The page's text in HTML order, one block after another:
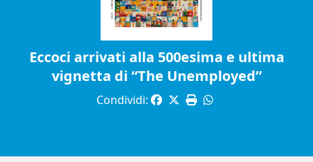
Eccoci arrivati alla 500esima e ultima
vignetta di “The Unemployed”
Condividi: